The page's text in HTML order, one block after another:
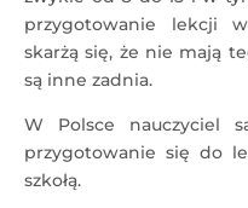
przygotowanie lekcji
skarżą się, że nie mają
są inne zadnia.
W Polsce nauczyciel
przygotowanie się do
szkołą.